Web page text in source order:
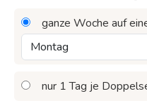
Buchformat
Buchformat offen:31 x
Spaltenbreite:
ganze Woche auf
nur 1 Tag je